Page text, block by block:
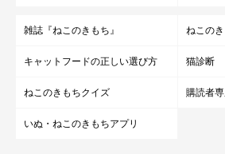
雑誌『ねこのきもち』 ねこの
キャットフードの正しい選び方 猫診断
ねこのきもちクイズ 購読者
いぬ・ねこのきもちアプリ